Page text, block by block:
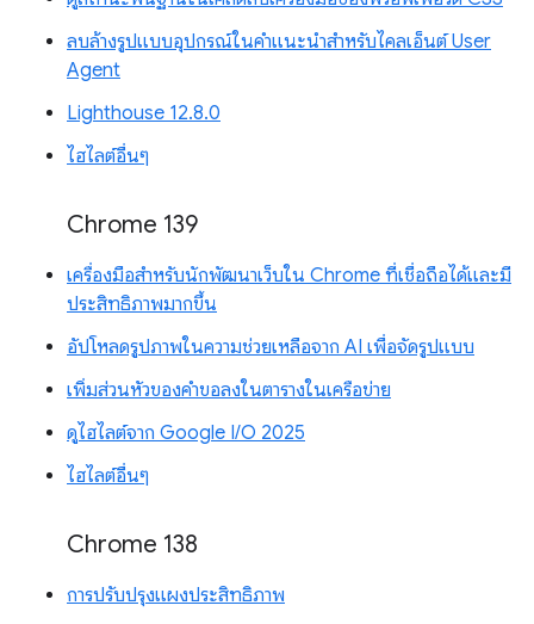
ลบล้างรูปแบบอุปกรณ์ในคำแนะนำสำหรับไคลเอ็นต์ User
Agent
Lighthouse 12.8.0
ไฮไลต์อื่นๆ
Chrome 139
เครื่องมือสำหรับนักพัฒนาเว็บใน Chrome ที่เชื่อถือได้และมี
ประสิทธิภาพมากขึ้น
อัปโหลดรูปภาพในความช่วยเหลือจาก AI เพื่อจัดรูปแบบ
เพิ่มส่วนหัวของคำขอลงในตารางในเครือข่าย
ดูไฮไลต์จาก Google I/O 2025
ไฮไลต์อื่นๆ
Chrome 138
การปรับปรุงแผงประสิทธิภาพ